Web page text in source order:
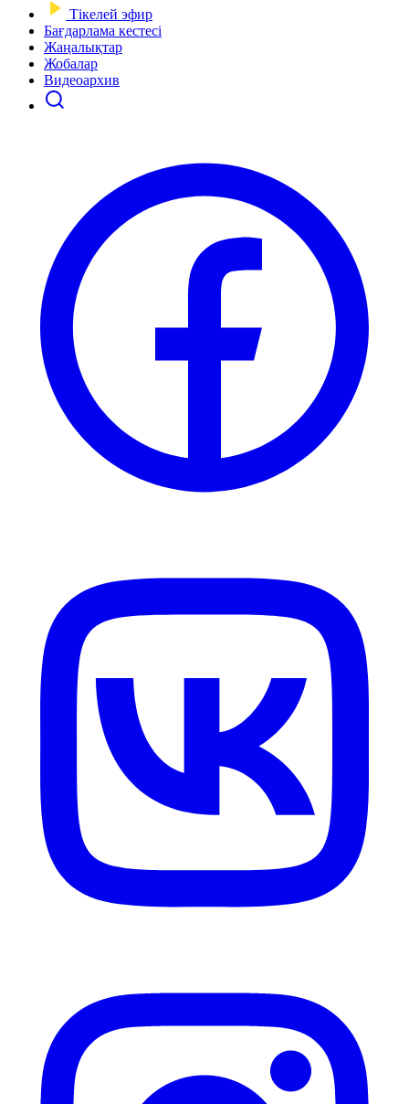
Тікелей эфир
Бағдарлама кестесі
Жаңалықтар
Жобалар
Видеоархив